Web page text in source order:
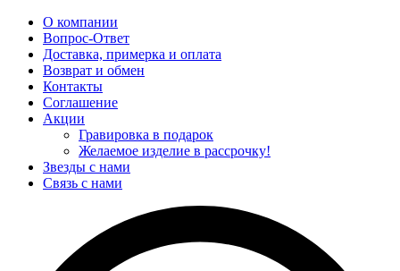
О компании
Вопрос-Ответ
Доставка, примерка и оплата
Возврат и обмен
Контакты
Соглашение
Акции
Гравировка в подарок
Желаемое изделие в рассрочку!
Звезды с нами
Связь с нами